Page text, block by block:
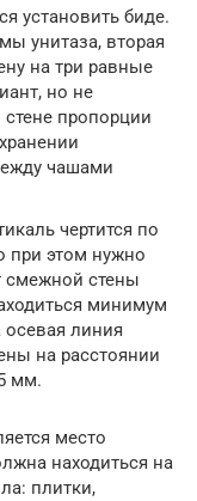
установить биде.
унитаза, вторая
на три равные
но не
пропорции
чашами
чертится по
при этом нужно
смежной стены
минимум
осевая линия
на расстоянии
мм.
место
находиться на
плитки,